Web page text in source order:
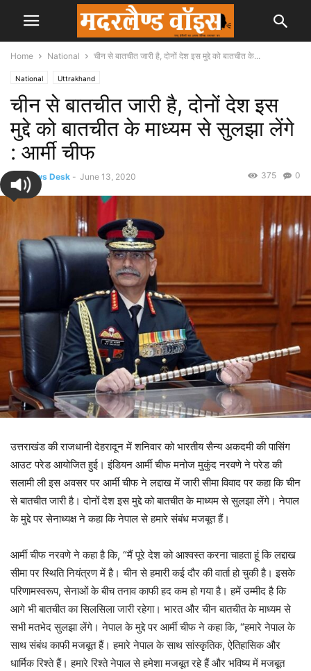
Home National चीन से बातचीत जारी है, दोनों देश इस मुद्दे को बातचीत के...
National Uttrakhand
चीन से बातचीत जारी है, दोनों देश इस
मुद्दे को बातचीत के माध्यम से सुलझा लेंगे
: आर्मी चीफ
By News Desk - June 13, 2020 0
375
उत्तराखंड की राजधानी देहरादून में शनिवार को भारतीय सैन्य अकदमी की पासिंग
आउट परेड आयोजित हुई। इंडियन आर्मी चीफ मनोज मुकुंद नरवणे ने परेड की
सलामी ली इस अवसर पर आर्मी चीफ ने लद्दाख में जारी सीमा विवाद पर कहा कि चीन
से बातचीत जारी है। दोनों देश इस मुद्दे को बातचीत के माध्यम से सुलझा लेंगे। नेपाल
के मुद्दे पर सेनाध्यक्ष ने कहा कि नेपाल से हमारे संबंध मजबूत हैं।
आर्मी चीफ नरवणे ने कहा है कि, “मैं पूरे देश को आश्वस्त करना चाहता हूं कि लद्दाख
सीमा पर स्थिति नियंत्रण में है। चीन से हमारी कई दौर की वार्ता हो चुकी है। इसके
परिणामस्वरूप, सेनाओं के बीच तनाव काफी हद कम हो गया है। हमें उम्मीद है कि
आगे भी बातचीत का सिलसिला जारी रहेगा। भारत और चीन बातचीत के माध्यम से
सभी मतभेद सुलझा लेंगे। नेपाल के मुद्दे पर आर्मी चीफ ने कहा कि, “हमारे नेपाल के
साथ संबंध काफी मजबूत हैं। हमारे नेपाल के साथ सांस्कृतिक, ऐतिहासिक और
धार्मिक रिश्ते हैं। हमारे रिश्ते नेपाल से हमेशा मजबूत रहे हैं और भविष्य में मजबूत